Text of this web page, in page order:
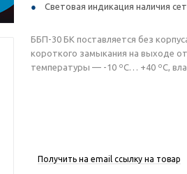
Световая индикация наличия
ББП-30 БК поставляется без
короткого замыкания на выходе
температуры — -10 ºС… +40 ºС,
Получить на email ссылку на товар